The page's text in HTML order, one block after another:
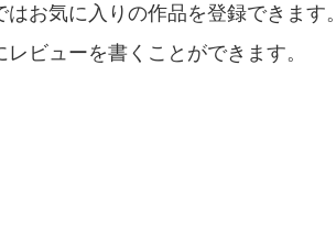
お気に入りの作品を登録できます。
ビューを書くことができます。